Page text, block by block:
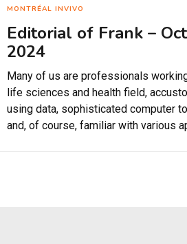
MONTRÉAL INVIVO
Editorial of Frank –
2024
Many of us are professionals
life sciences and health field,
using data, sophisticated computer
and, of course, familiar with various